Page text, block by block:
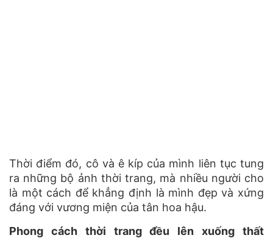
Thời điểm đó, cô và ê kíp của mình liên tục tung
ra những bộ ảnh thời trang, mà nhiều người cho
là một cách để khẳng định là mình đẹp và xứng
đáng với vương miện của tân hoa hậu.
Phong cách thời trang đều lên xuống thất